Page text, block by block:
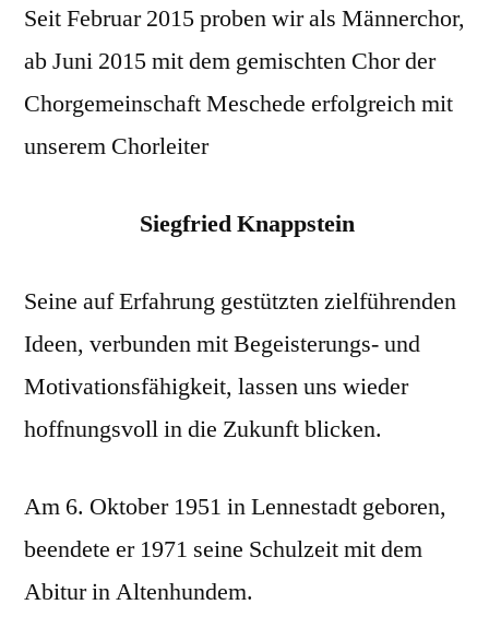
Seit Februar 2015 proben wir als Männerchor,
ab Juni 2015 mit dem gemischten Chor der
Chorgemeinschaft Meschede erfolgreich mit
unserem Chorleiter
Siegfried Knappstein
Seine auf Erfahrung gestützten zielführenden
Ideen, verbunden mit Begeisterungs- und
Motivationsfähigkeit, lassen uns wieder
hoffnungsvoll in die Zukunft blicken.
Am 6. Oktober 1951 in Lennestadt geboren,
beendete er 1971 seine Schulzeit mit dem
Abitur in Altenhundem.